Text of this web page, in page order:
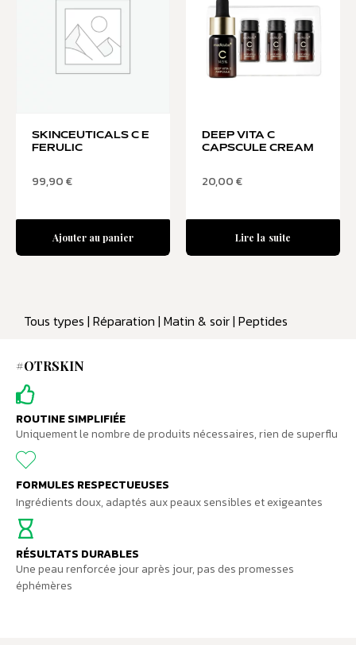
SKINCEUTICALS C E
FERULIC
99,90€
Ajouter au panier
DEEP VITA C
CAPSCULE CREAM
20,00€
Lire la suite
Tous types | Réparation | Matin & soir | Peptides
#OTRSKIN
ROUTINE SIMPLIFIÉE
Uniquement le nombre de produits nécessaires, rien de superflu
FORMULES RESPECTUEUSES
Ingrédients doux, adaptés aux peaux sensibles et exigeantes
RÉSULTATS DURABLES
Une peau renforcée jour après jour, pas des promesses
éphémères